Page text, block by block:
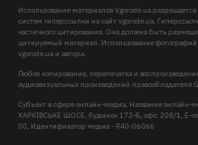
Использование материалов Vgorode.ua
систем гиперссылки на сайт vgorode.ua.
частичного цитирования. Она должна быть
цитируемый материал. Использование фотографий
vgorode.ua и автора.
Любое копирование, перепечатка и
аудиовизуальных произведений правообладателя
Субъект в сфере онлайн-медиа, Название онлайн-
ХАРКІВСЬКЕ ШОСЕ, будинок 172-Б, офіс 208/1, E-
00, Идентификатор медиа - R40-06066